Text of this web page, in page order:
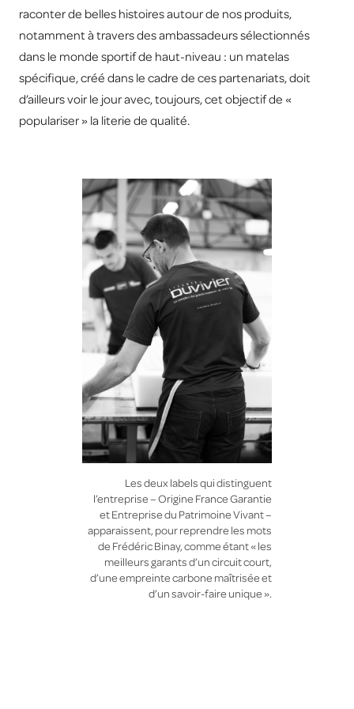
raconter de belles histoires autour de nos produits,
notamment à travers des ambassadeurs sélectionnés
dans le monde sportif de haut-niveau : un matelas
spécifique, créé dans le cadre de ces partenariats, doit
d’ailleurs voir le jour avec, toujours, cet objectif de «
populariser » la literie de qualité.
Les deux labels qui distinguent
l’entreprise – Origine France Garantie
et Entreprise du Patrimoine Vivant –
apparaissent, pour reprendre les mots
de Frédéric Binay, comme étant « les
meilleurs garants d’un circuit court,
d’une empreinte carbone maîtrisée et
d’un savoir-faire unique ».